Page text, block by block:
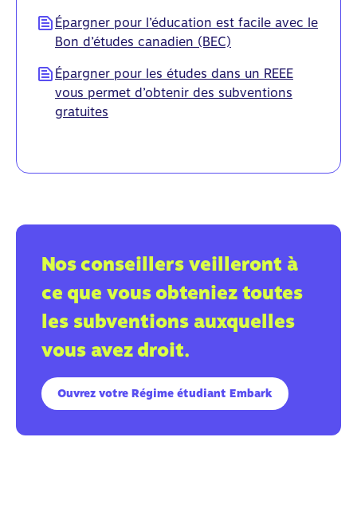
Épargner pour l’éducation est facile avec le
Bon d’études canadien (BEC)
Épargner pour les études dans un REEE
vous permet d’obtenir des subventions
gratuites
Nos conseillers veilleront à
ce que vous obteniez toutes
les subventions auxquelles
vous avez droit.
Ouvrez votre Régime étudiant Embark